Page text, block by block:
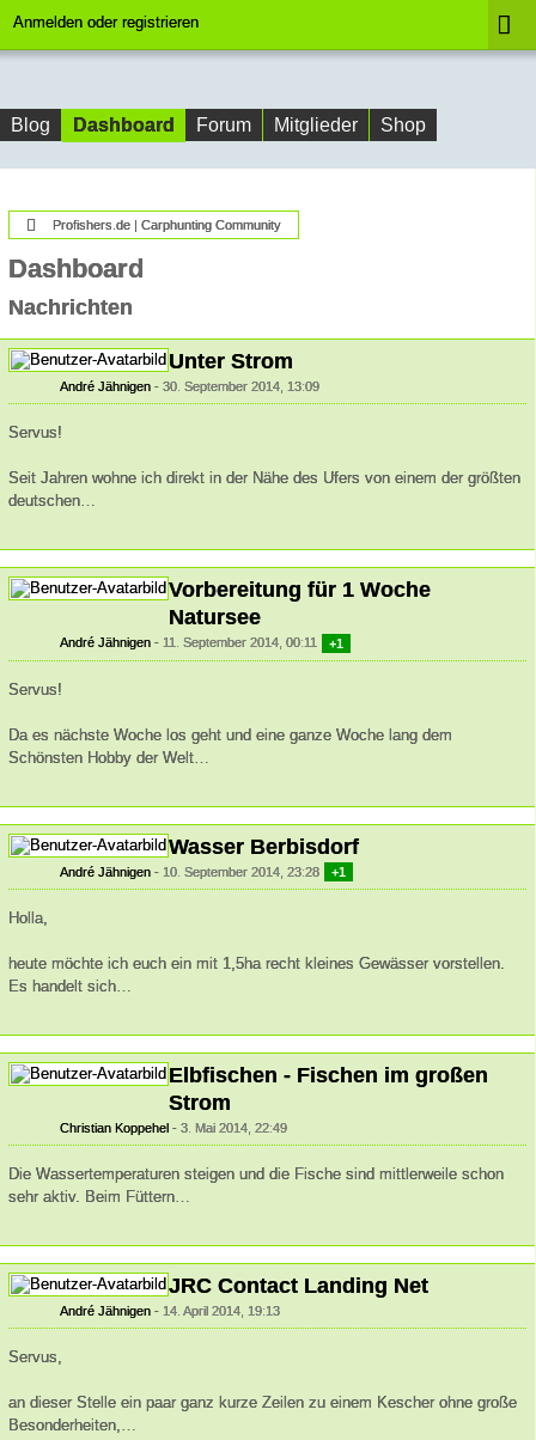
Anmelden oder registrieren
Blog Dashboard Forum Mitglieder Shop
Profishers.de | Carphunting Community
Dashboard
Nachrichten
Unter Strom
André Jähnigen 30. September 2014, 13:09
Servus!
Seit Jahren wohne ich direkt in der Nähe des Ufers von einem der größten
deutschen…
Vorbereitung für 1 Woche
Natursee
André Jähnigen 11. September 2014, 00:11 +1
Servus!
Da es nächste Woche los geht und eine ganze Woche lang dem
Schönsten Hobby der Welt…
Wasser Berbisdorf
André Jähnigen 10. September 2014, 23:28 +1
Holla,
heute möchte ich euch ein mit 1,5ha recht kleines Gewässer vorstellen.
Es handelt sich…
Elbfischen - Fischen im großen
Strom
Christian Koppehel 3. Mai 2014, 22:49
Die Wassertemperaturen steigen und die Fische sind mittlerweile schon
sehr aktiv. Beim Füttern…
JRC Contact Landing Net
André Jähnigen 14. April 2014, 19:13
Servus,
an dieser Stelle ein paar ganz kurze Zeilen zu einem Kescher ohne große
Besonderheiten,…